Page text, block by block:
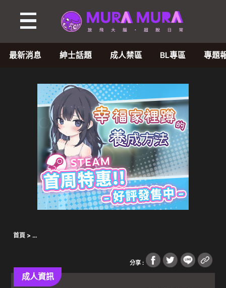
最新消息 紳士話題 成人禁區 BL專區 專題
首頁 >
framework/components/classes/code-block.class.php(133) :
eval()'d codeon line54
分享 :
成人資訊